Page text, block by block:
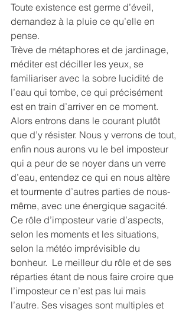
Toute existence est germe d’éveil,
demandez à la pluie ce qu’elle en
pense.
Trève de métaphores et de jardinage,
méditer est déciller les yeux, se
familiariser avec la sobre lucidité de
l’eau qui tombe, ce qui précisément
est en train d’arriver en ce moment.
Alors entrons dans le courant plutôt
que d’y résister. Nous y verrons de tout,
enfin nous aurons vu le bel imposteur
qui a peur de se noyer dans un verre
d’eau, entendez ce qui en nous altère
et tourmente d’autres parties de nous-
même, avec une énergique sagacité.
Ce rôle d’imposteur varie d’aspects,
selon les moments et les situations,
selon la météo imprévisible du
bonheur.  Le meilleur du rôle et de ses
réparties étant de nous faire croire que
l’imposteur ce n’est pas lui mais
l’autre. Ses visages sont multiples et